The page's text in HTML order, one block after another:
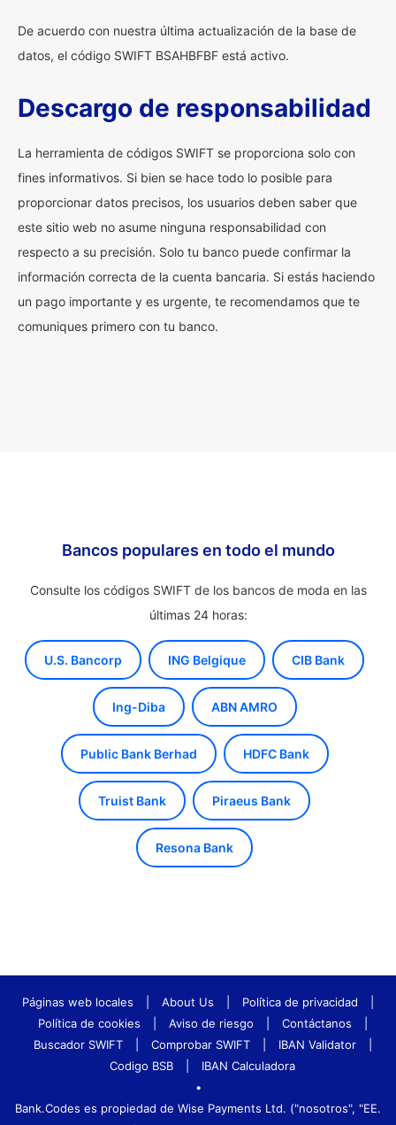
De acuerdo con nuestra última actualización de la base de
datos, el código SWIFT BSAHBFBF está activo.
Descargo de responsabilidad
La herramienta de códigos SWIFT se proporciona solo con
fines informativos. Si bien se hace todo lo posible para
proporcionar datos precisos, los usuarios deben saber que
este sitio web no asume ninguna responsabilidad con
respecto a su precisión. Solo tu banco puede confirmar la
información correcta de la cuenta bancaria. Si estás haciendo
un pago importante y es urgente, te recomendamos que te
comuniques primero con tu banco.
Bancos populares en todo el mundo
Consulte los códigos SWIFT de los bancos de moda en las
últimas 24 horas:
U.S. Bancorp ING Belgique CIB Bank
Ing-Diba ABN AMRO
Public Bank Berhad HDFC Bank
Truist Bank Piraeus Bank
Resona Bank
Páginas web locales About Us Política de privacidad
Política de cookies
Aviso de riesgo Contáctanos
Buscador SWIFT
Comprobar SWIFT IBAN Validator
Codigo BSB
IBAN Calculadora
•
Bank.Codes es propiedad de Wise Payments Ltd. ("nosotros", "EE.